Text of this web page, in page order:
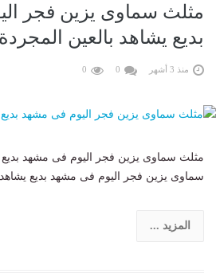
مثلث سماوى يزين فجر
بديع يشاهد بالعين المجردة
منذ 3 أشهر 0
0
مثلث سماوى يزين فجر اليوم فى مشهد بديع
سماوى يزين فجر اليوم فى مشهد بديع يشاهد
المزيد ...